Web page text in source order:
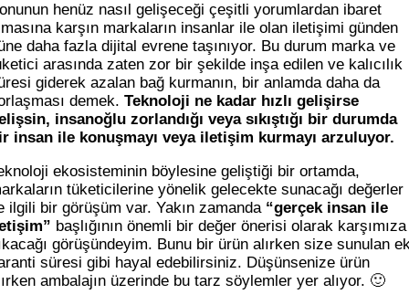
henüz nasıl gelişeceği çeşitli yorumlardan ibaret
karşın markaların insanlar ile olan iletişimi günden
daha fazla dijital evrene taşınıyor. Bu durum marka ve
arasında zaten zor bir şekilde inşa edilen ve kalıcılık
giderek azalan bağ kurmanın, bir anlamda daha da
demek. Teknoloji ne kadar hızlı gelişirse
insanoğlu zorlandığı veya sıkıştığı bir durumda
insan ile konuşmayı veya iletişim kurmayı arzuluyor.
ekosisteminin böylesine geliştiği bir ortamda,
tüketicilerine yönelik gelecekte sunacağı değerler
ilgili bir görüşüm var. Yakın zamanda “gerçek insan ile
başlığının önemli bir değer önerisi olarak karşımıza
görüşündeyim. Bunu bir ürün alırken size sunulan
süresi gibi hayal edebilirsiniz. Düşünsenize ürün
ambalajın üzerinde bu tarz söylemler yer alıyor. 🙂